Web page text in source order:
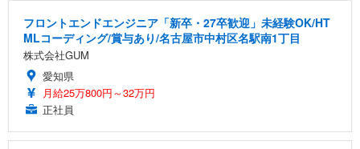
フロントエンドエンジニア「新卒・27卒歓迎」未経験OK/HT
MLコーディング/賞与あり/名古屋市中村区名駅南1丁目
株式会社GUM
愛知県
月給25万800円～32万円
正社員